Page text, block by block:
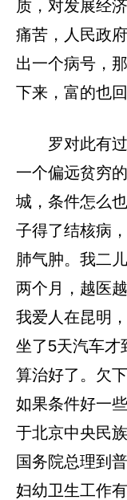
质，对发展经
痛苦，人民政
出一个病号，
下来，富的也
罗对此有
一个偏远贫穷
城，条件怎么
子得了结核病
肺气肿。我二
两个月，越医
我爱人在昆明
坐了5天汽车才
算治好了。欠
如果条件好一
于北京中央民
国务院总理到
妇幼卫生工作